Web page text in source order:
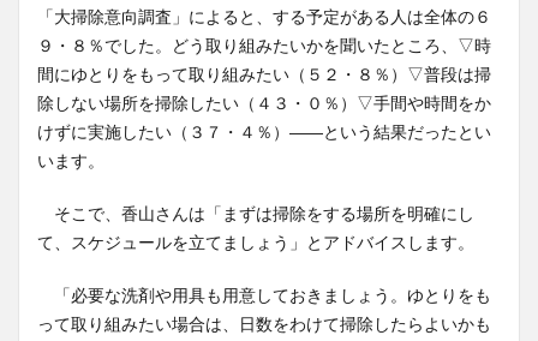
「大掃除意向調査」によると、する予定がある人は全体の６
９・８％でした。どう取り組みたいかを聞いたところ、▽時
間にゆとりをもって取り組みたい（５２・８％）▽普段は掃
除しない場所を掃除したい（４３・０％）▽手間や時間をか
けずに実施したい（３７・４％）――という結果だったとい
います。
そこで、香山さんは「まずは掃除をする場所を明確にし
て、スケジュールを立てましょう」とアドバイスします。
「必要な洗剤や用具も用意しておきましょう。ゆとりをも
って取り組みたい場合は、日数をわけて掃除したらよいかも